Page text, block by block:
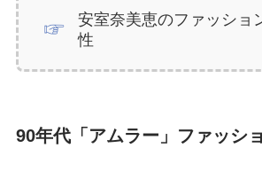
安室奈美恵のファッショ
性
90年代「アムラー」ファッシ